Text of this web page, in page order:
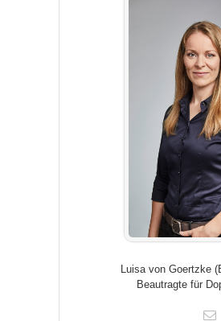
Luisa von Goertzke
Beautragte für